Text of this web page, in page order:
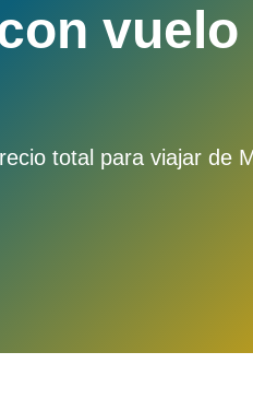
vuelo
total para viajar de